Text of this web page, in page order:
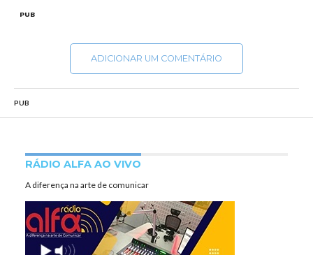
PUB
ADICIONAR UM COMENTÁRIO
PUB
RÁDIO ALFA AO VIVO
A diferença na arte de comunicar